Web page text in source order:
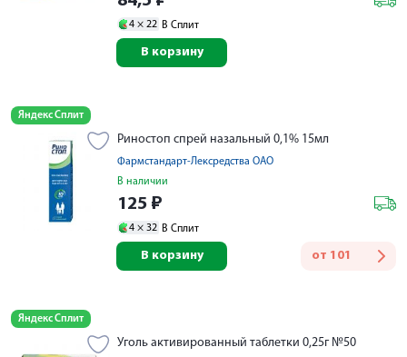
4 × 22 В Сплит
В корзину
Яндекс Сплит
Риностоп спрей назальный 0,1% 15мл
Фармстандарт-Лексредства ОАО
В наличии
125 ₽
4 × 32 В Сплит
от 101
В корзину
Яндекс Сплит
Уголь активированный таблетки 0,25г №50